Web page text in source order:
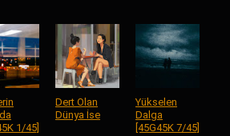
1/45]
Dert Olan
Dünya İse
Yükselen
Dalga
[45G45K 7/45]